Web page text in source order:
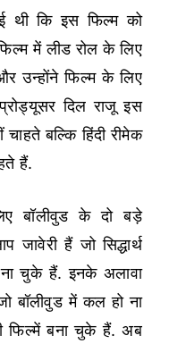
थी कि इस फिल्म को
में लीड रोल के लिए
और उन्होंने फिल्म के लिए
दिल राजू इस
बल्कि हिंदी रीमेक
हैं.
बॉलीवुड के दो बड़े
जावेरी हैं जो सिद्धार्थ
चुके हैं. इनके अलावा
बॉलीवुड में कल हो ना
फिल्में बना चुके हैं. अब